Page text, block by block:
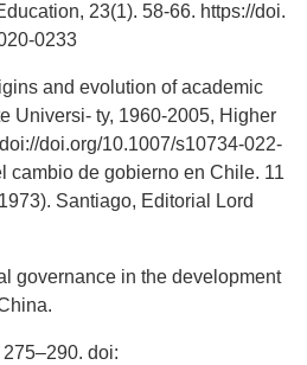
23(1). 58-66. https://doi.
0233
and evolution of academic
Universi- ty, 1960-2005, Higher
doi.org/10.1007/s10734-022-
cambio de gobierno en Chile. 11
Santiago, Editorial Lord
governance in the development
doi: